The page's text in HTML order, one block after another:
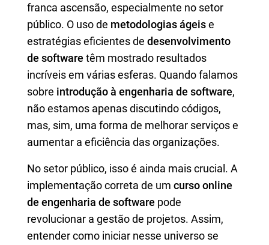
franca ascensão, especialmente no setor
público. O uso de metodologias ágeise
estratégias eficientes de desenvolvimento
de software têm mostrado resultados
incríveis em várias esferas. Quando falamos
sobre introdução à engenharia de software,
não estamos apenas discutindo códigos,
mas, sim, uma forma de melhorar serviços e
aumentar a eficiência das organizações.
No setor público, isso é ainda mais crucial. A
implementação correta de um curso online
de engenharia de software pode
revolucionar a gestão de projetos. Assim,
entender como iniciar nesse universo se